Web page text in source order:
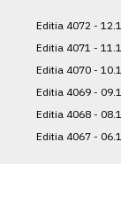
1 MXN= 0.2227
1 NOK= 0.4191
1 RSD= 0.0425
1 RUB= 0.0530
1 TRY= 0.1141
Editia 4072 -
Editia 4071 -
Editia 4070 -
Editia 4069 -
Editia 4068 -
Editia 4067 -